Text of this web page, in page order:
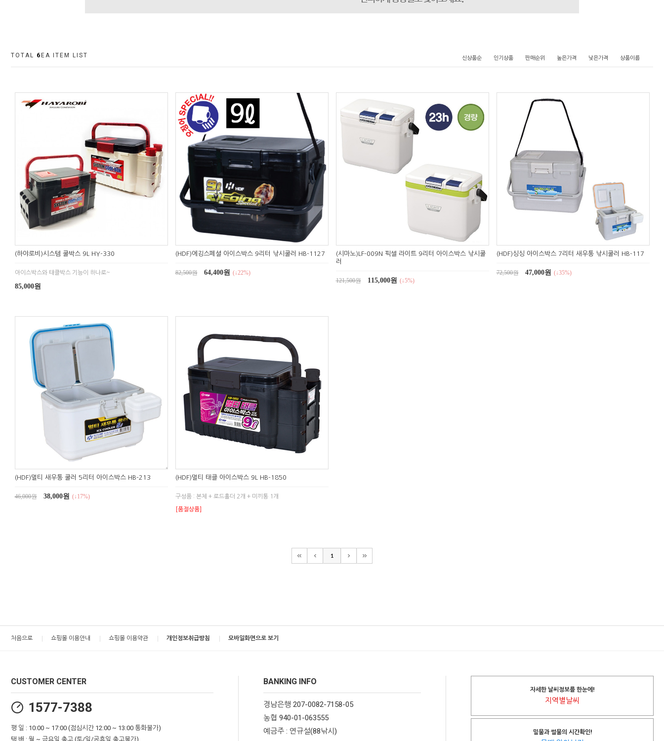
TOTAL 6 EA ITEM LIST 신상품순 인기상품 판매순위 높은가격 낮은가격 상품이름
(하야로비)시스템 쿨박스 9L HY-330
아이스박스와 태클박스 기능이 하나로~
85,000원
(HDF)에깅스페셜 아이스박스 9리터 낚시쿨러 HB-1127
82,500원 64,400원 (↓22%)
(시마노)LF-009N 픽셀 라이트 9리터 아이스박스 낚시쿨
러
121,500원 115,000원 (↓5%)
(HDF)싱싱 아이스박스 7리터 새우통 낚시쿨러 HB-117
72,500원 47,000원 (↓35%)
(HDF)멀티 새우통 쿨러 5리터 아이스박스 HB-213
46,000원 38,000원 (↓17%)
(HDF)멀티 태클 아이스박스 9L HB-1850
구성품 : 본체 + 로드홀더 2개 + 미끼통 1개
[품절상품]
1
처음으로 쇼핑몰 이용안내 쇼핑몰 이용약관 개인정보취급방침 모바일화면으로 보기
CUSTOMER CENTER
1577-7388
평 일 : 10:00 ~ 17:00 (점심시간 12:00 ~ 13:00 통화불가)
택 배 : 월 ~ 금요일 출고 (토/일/공휴일 출고불가)
BANKING INFO
경남은행 207-0082-7158-05
농협 940-01-063555
예금주 : 연규설(88낚시)
자세한 날씨정보를 한눈에!
지역별날씨
밀물과 썰물의 시간확인!